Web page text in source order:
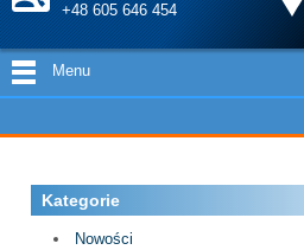
+48 605 646 454
Menu
Kategorie
Nowości